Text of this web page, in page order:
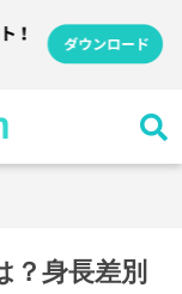
？身長差別